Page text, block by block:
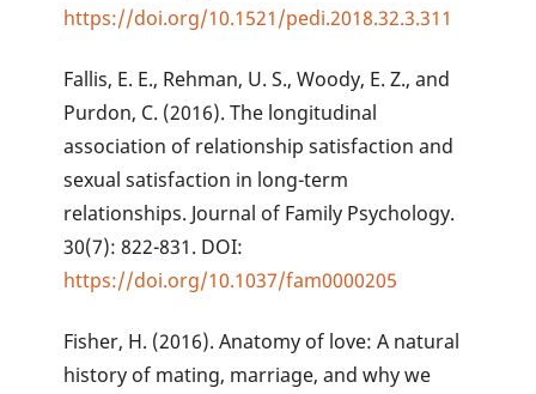
https://doi.org/10.1521/pedi.2018.32.3.311
Fallis, E. E., Rehman, U. S., Woody, E. Z., and
Purdon, C. (2016). The longitudinal
association of relationship satisfaction and
sexual satisfaction in long-term
relationships. Journal of Family Psychology.
30(7): 822-831. DOI:
https://doi.org/10.1037/fam0000205
Fisher, H. (2016). Anatomy of love: A natural
history of mating, marriage, and why we